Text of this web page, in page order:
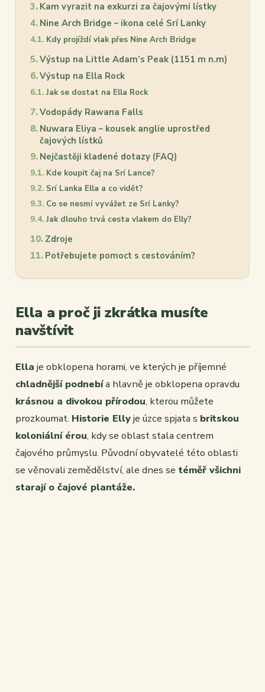
Kam vyrazit na exkurzi za čajovými lístky
Nine Arch Bridge – ikona celé Srí Lanky
Kdy projíždí vlak přes Nine Arch Bridge
Výstup na Little Adam’s Peak (1151 m n.m)
Výstup na Ella Rock
Jak se dostat na Ella Rock
Vodopády Rawana Falls
Nuwara Eliya – kousek anglie uprostřed
čajových lístků
Nejčastěji kladené dotazy (FAQ)
Kde koupit čaj na Srí Lance?
Srí Lanka Ella a co vidět?
Co se nesmí vyvážet ze Srí Lanky?
Jak dlouho trvá cesta vlakem do Elly?
Zdroje
Potřebujete pomoct s cestováním?
Ella a proč ji zkrátka musíte
navštívit
Ella je obklopena horami, ve kterých je příjemné
chladnější podnebía hlavně je obklopena opravdu
krásnou a divokou přírodou, kterou můžete
prozkoumat. Historie Ellyje úzce spjata s britskou
koloniální érou, kdy se oblast stala centrem
čajového průmyslu. Původní obyvatelé této oblasti
se věnovali zemědělství, ale dnes se téměř všichni
starají o čajové plantáže.